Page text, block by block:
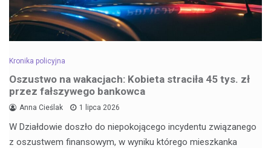
Kronika policyjna
Oszustwo na wakacjach: Kobieta straciła 45 tys. zł
przez fałszywego bankowca
Anna Cieślak 1 lipca 2026
W Działdowie doszło do niepokojącego incydentu związanego
z oszustwem finansowym, w wyniku którego mieszkanka